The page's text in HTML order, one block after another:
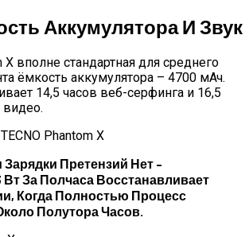
Аккумулятора И Звук
X вполне стандартная для среднего
ёмкость аккумулятора – 4700 мАч.
14,5 часов веб-серфинга и 16,5
видео.
Зарядки Претензий Нет –
Вт За Полчаса Восстанавливает
Когда Полностью Процесс
Полутора Часов.